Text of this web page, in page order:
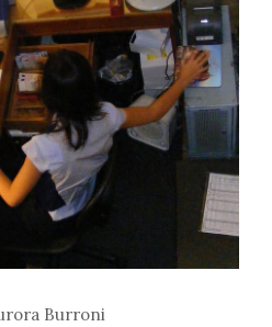
Burroni